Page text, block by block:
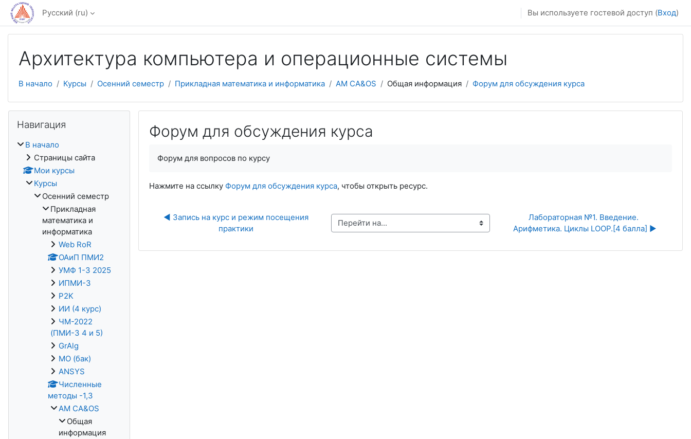
Перейти к основному содержанию
Русский ‎(ru)‎ Вы используете гостевой доступ (Вход)
Архитектура компьютера и операционные системы
В начало Курсы Осенний семестр Прикладная математика и информатика AM CA&OS Общая информация Форум для обсуждения курса
Форум для обсуждения курса
Форум для вопросов по курсу
Нажмите на ссылку Форум для обсуждения курса, чтобы открыть ресурс.
◀︎ Запись на курс и режим посещения
практики
Перейти на...
Лабораторная №1. Введение.
Арифметика. Циклы LOOP.[4 балла] ▶︎
Навигация
В начало
Страницы сайта
Мои курсы
Курсы
Осенний семестр
Прикладная
математика и
информатика
Web RoR
ОАиП ПМИ2
УМФ 1-3 2025
ИПМИ-3
P2K
ИИ (4 курс)
ЧМ-2022
(ПМИ-3 4 и 5)
GrAlg
МО (бак)
ANSYS
Численные
методы -1,3
AM CA&OS
Общая
информация